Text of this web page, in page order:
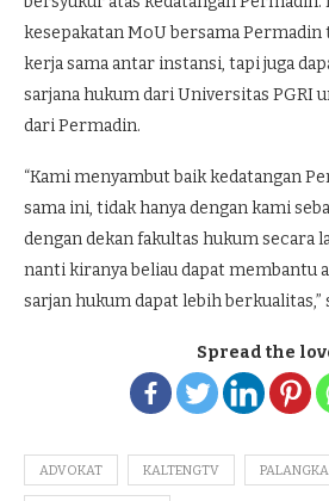
kesepakatan MoU bersama Permadin
kerja sama antar instansi, tapi juga
sarjana hukum dari Universitas PGRI
dari Permadin.
“Kami menyambut baik kedatangan
sama ini, tidak hanya dengan kami
dengan dekan fakultas hukum secara
nanti kiranya beliau dapat membantu
sarjan hukum dapat lebih berkualitas,”
Spread the
ADVOKAT KALTENGTV